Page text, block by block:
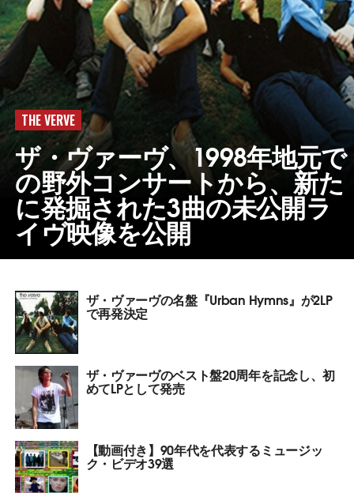
THE VERVE
ザ・ヴァーヴ、1998年地元で
の野外コンサートから、新た
に発掘された3曲の未公開ラ
イヴ映像を公開
ザ・ヴァーヴの名盤『Urban Hymns』が2LP
で再発決定
ザ・ヴァーヴのベスト盤20周年を記念し、初
めてLPとして発売
【動画付き】90年代を代表するミュージッ
ク・ビデオ39選